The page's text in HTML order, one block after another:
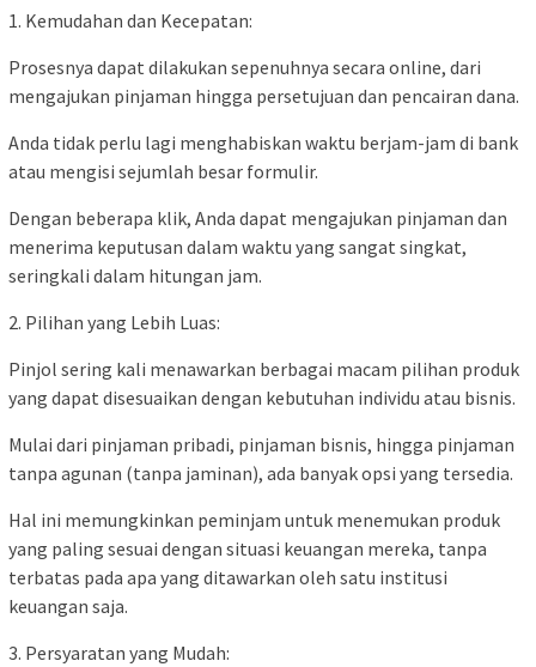
1. Kemudahan dan Kecepatan:
Prosesnya dapat dilakukan sepenuhnya secara online, dari
mengajukan pinjaman hingga persetujuan dan pencairan dana.
Anda tidak perlu lagi menghabiskan waktu berjam-jam di bank
atau mengisi sejumlah besar formulir.
Dengan beberapa klik, Anda dapat mengajukan pinjaman dan
menerima keputusan dalam waktu yang sangat singkat,
seringkali dalam hitungan jam.
2. Pilihan yang Lebih Luas:
Pinjol sering kali menawarkan berbagai macam pilihan produk
yang dapat disesuaikan dengan kebutuhan individu atau bisnis.
Mulai dari pinjaman pribadi, pinjaman bisnis, hingga pinjaman
tanpa agunan (tanpa jaminan), ada banyak opsi yang tersedia.
Hal ini memungkinkan peminjam untuk menemukan produk
yang paling sesuai dengan situasi keuangan mereka, tanpa
terbatas pada apa yang ditawarkan oleh satu institusi
keuangan saja.
3. Persyaratan yang Mudah: